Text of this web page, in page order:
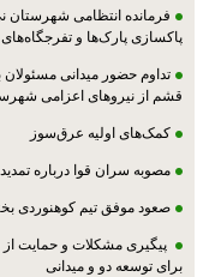
فرمانده انتظامی شهرستان
پاکسازی پارک‌ها و
تداوم حضور میدانی مسئولان
قشم از نیروهای اعزامی
کمک‌های اولیه عرق‌سوز
مصوبه سران قوا درباره
صعود موفق تیم کوهنوردی بختگان نی‌ریز به
پیگیری مشکلات و حمایت از
برای توسعه دو و میدانی